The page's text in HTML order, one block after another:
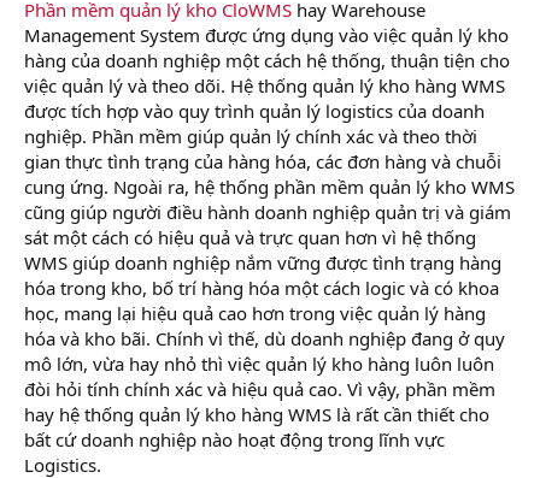
Phần mềm quản lý kho CloWMS hay Warehouse
Management System được ứng dụng vào việc quản lý kho
hàng của doanh nghiệp một cách hệ thống, thuận tiện cho
việc quản lý và theo dõi. Hệ thống quản lý kho hàng WMS
được tích hợp vào quy trình quản lý logistics của doanh
nghiệp. Phần mềm giúp quản lý chính xác và theo thời
gian thực tình trạng của hàng hóa, các đơn hàng và chuỗi
cung ứng. Ngoài ra, hệ thống phần mềm quản lý kho WMS
cũng giúp người điều hành doanh nghiệp quản trị và giám
sát một cách có hiệu quả và trực quan hơn vì hệ thống
WMS giúp doanh nghiệp nắm vững được tình trạng hàng
hóa trong kho, bố trí hàng hóa một cách logic và có khoa
học, mang lại hiệu quả cao hơn trong việc quản lý hàng
hóa và kho bãi. Chính vì thế, dù doanh nghiệp đang ở quy
mô lớn, vừa hay nhỏ thì việc quản lý kho hàng luôn luôn
đòi hỏi tính chính xác và hiệu quả cao. Vì vậy, phần mềm
hay hệ thống quản lý kho hàng WMS là rất cần thiết cho
bất cứ doanh nghiệp nào hoạt động trong lĩnh vực
Logistics.